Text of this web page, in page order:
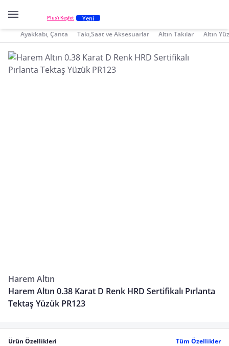
Plus'ı Keşfet Yeni
Ayakkabı, Çanta Takı,Saat ve Aksesuarlar Altın Takılar Altın
Harem Altın
Harem Altın 0.38 Karat D Renk HRD Sertifikalı Pırlanta
Tektaş Yüzük PR123
Ürün Özellikleri
Tüm Özellikler